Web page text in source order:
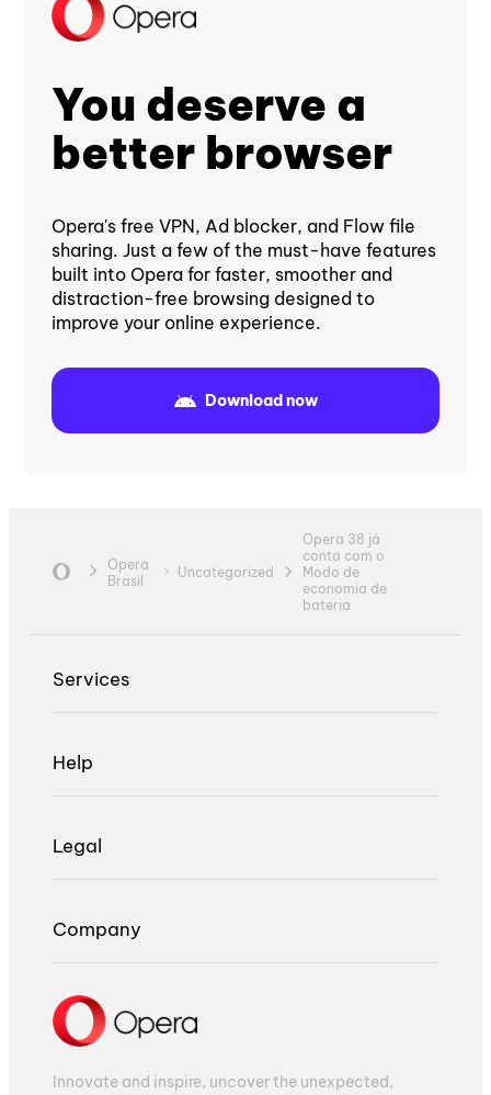
You deserve a
better browser
Opera's free VPN, Ad blocker, and Flow file
sharing. Just a few of the must-have features
built into Opera for faster, smoother and
distraction-free browsing designed to
improve your online experience.
Download now
Opera
Brasil
Uncategorized
Opera 38 já
conta com o
Modo de
economia de
bateria
Services
Help
Legal
Company
Innovate and inspire, uncover the unexpected,